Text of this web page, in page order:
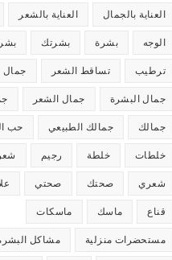
العناية بالجمال العناية بالشعر
الوجه بشرة بشرتك
ترطيب تساقط الشعر جمال
جمال البشرة جمال الشعر
جمالك جمالك الطبيعي حب
خلطات خلطة رجيم شعر
شعري صحتك صحتي
قناع ماسك ماسكات
مستحضرات منزلية مشاكل